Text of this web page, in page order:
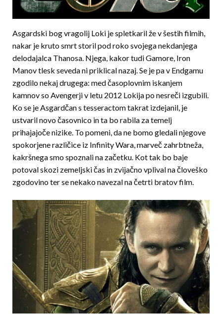
Asgardski bog vragolij Loki je spletkaril že v šestih filmih,
nakar je kruto smrt storil pod roko svojega nekdanjega
delodajalca Thanosa. Njega, kakor tudi Gamore, Iron
Manov tlesk seveda ni priklical nazaj. Se je pa v Endgamu
zgodilo nekaj drugega: med časoplovnim iskanjem
kamnov so Avengerji v letu 2012 Lokija po nesreči izgubili.
Ko se je Asgardčan s tesseractom takrat izdejanil, je
ustvaril novo časovnico in ta bo rabila za temelj
prihajajoče nizike. To pomeni, da ne bomo gledali njegove
spokorjene različice iz Infinity Wara, marveč zahrbtneža,
kakršnega smo spoznali na začetku. Kot tak bo baje
potoval skozi zemeljski čas in zvijačno vplival na človeško
zgodovino ter se nekako navezal na četrti bratov film.